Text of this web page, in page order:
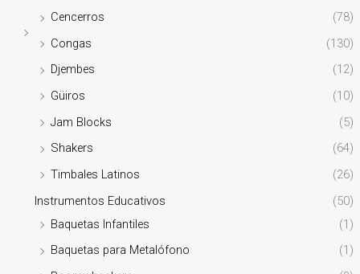
Cencerros
(78)
Congas
(130)
Djembes
(12)
Güiros
(10)
Jam Blocks
(5)
Shakers
(64)
Timbales Latinos
(26)
Instrumentos Educativos
(50)
Baquetas Infantiles
(1)
Baquetas para Metalófono
(1)